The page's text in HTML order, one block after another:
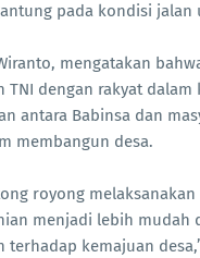
pada kondisi
mengatakan
TNI dengan rakyat
antara Babinsa dan
membangun desa.
royong
menjadi lebih
kemajuan